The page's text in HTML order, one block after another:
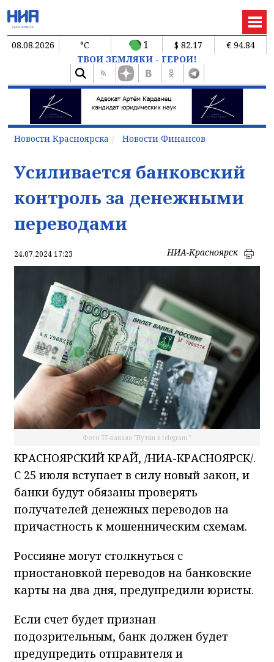
08.08.2026 °C 1 $ 82.17
€ 94.84
ТВОИ ЗЕМЛЯКИ - ГЕРОИ!
Новости Красноярска Новости Финансов
Усиливается банковский
контроль за денежными
переводами
24.07.2024 17:23 НИА-Красноярск
Фото ТГ-канала "Путин в telegram "
КРАСНОЯРСКИЙ КРАЙ, /НИА-КРАСНОЯРСК/.
С 25 июля вступает в силу новый закон, и
банки будут обязаны проверять
получателей денежных переводов на
причастность к мошенническим схемам.
Россияне могут столкнуться с
приостановкой переводов на банковские
карты на два дня, предупредили юристы.
Если счет будет признан
подозрительным, банк должен будет
предупредить отправителя и